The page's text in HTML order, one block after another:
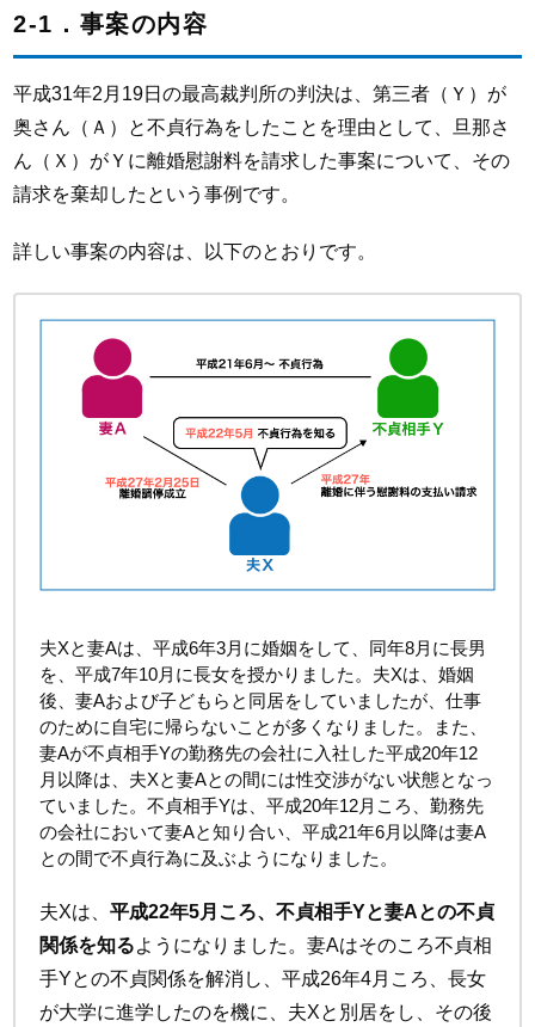
2-1．事案の内容
平成31年2月19日の最高裁判所の判決は、第三者（Ｙ）が
奥さん（Ａ）と不貞行為をしたことを理由として、旦那さ
ん（Ｘ）がＹに離婚慰謝料を請求した事案について、その
請求を棄却したという事例です。
詳しい事案の内容は、以下のとおりです。
夫Xと妻Aは、平成6年3月に婚姻をして、同年8月に長男
を、平成7年10月に長女を授かりました。夫Xは、婚姻
後、妻Aおよび子どもらと同居をしていましたが、仕事
のために自宅に帰らないことが多くなりました。また、
妻Aが不貞相手Yの勤務先の会社に入社した平成20年12
月以降は、夫Xと妻Aとの間には性交渉がない状態となっ
ていました。不貞相手Yは、平成20年12月ころ、勤務先
の会社において妻Aと知り合い、平成21年6月以降は妻A
との間で不貞行為に及ぶようになりました。
夫Xは、平成22年5月ころ、不貞相手Yと妻Aとの不貞
関係を知るようになりました。妻Aはそのころ不貞相
手Yとの不貞関係を解消し、平成26年4月ころ、長女
が大学に進学したのを機に、夫Xと別居をし、その後